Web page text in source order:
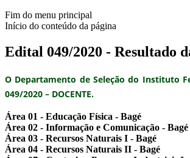
Fim do menu principal
Início do conteúdo da página
Edital 049/2020 - Resultado
O Departamento de Seleção do Instituto
049/2020 – DOCENTE.
Área 01 - Educação Física - Bagé
Área 02 - Informação e Comunicação - Bagé
Área 03 - Recursos Naturais I - Bagé
Área 04 - Recursos Naturais II - Bagé